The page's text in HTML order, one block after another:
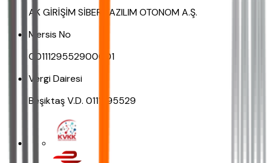
AK GİRİŞİM SİBER YAZILIM OTONOM A.Ş.
Mersis No
0011129552900001
Vergi Dairesi
Beşiktaş V.D. 0111295529